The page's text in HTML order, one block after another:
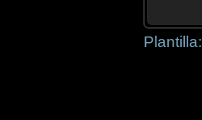
Plantilla: